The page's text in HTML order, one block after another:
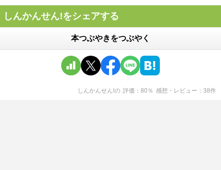
しんかんせん!をシェアする
本つぶやきをつぶやく
しんかんせん!の 評価 80 ％ 感想・レビュー 38件